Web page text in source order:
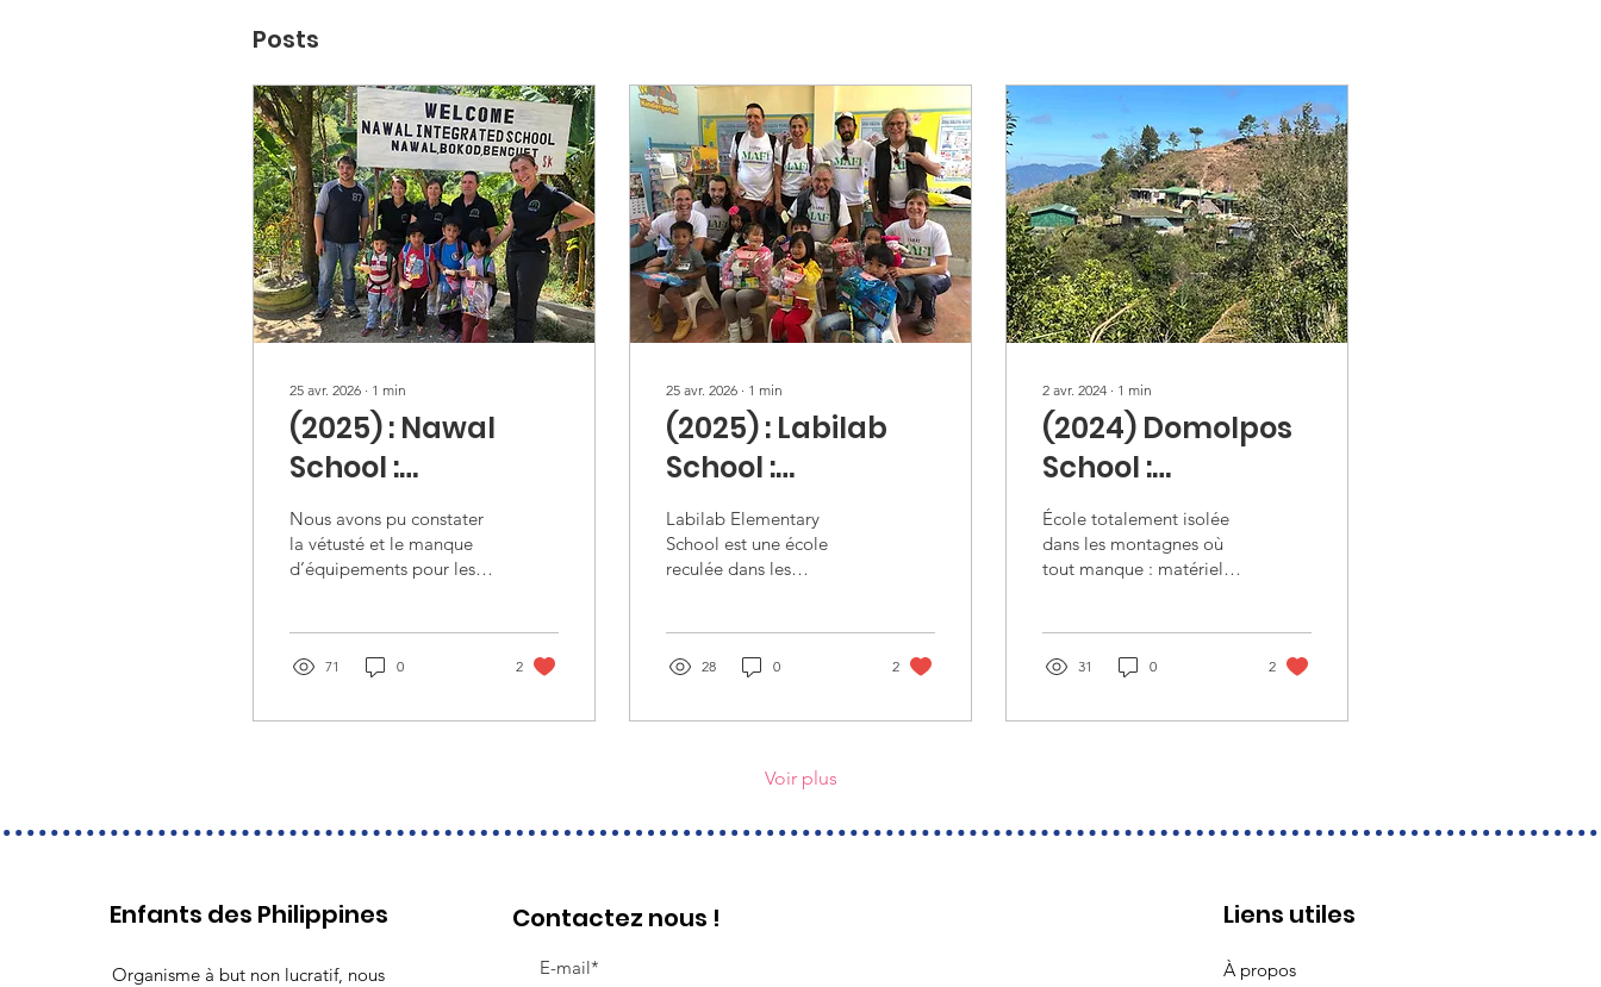
Posts
25 avr. 2026 ∙ 1 min
(2025) : Nawal
School :
financement de
matériel
pédagogique et
sportif
Nous avons pu constater
la vétusté et le manque
d’équipements pour les
71 0 2
25 avr. 2026 ∙ 1 min
(2025) : Labilab
School :
financement de
matériel
pédagogique
Labilab Elementary
School est une école
reculée dans les
scolaire.
28 0 2
2 avr. 2024 ∙ 1 min
(2024) Domolpos
School :
financement de
matériel
pédagogique et
d'infrastructures
École totalement isolée
dans les montagnes où
tout manque : matériel
sur place...
31 0 2
Voir plus
Enfants des Philippines
Organisme à but non lucratif, nous
Contactez nous ! Liens utiles
À propos